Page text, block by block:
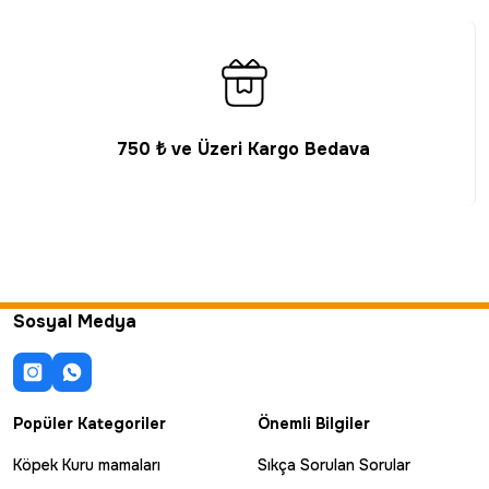
750 ₺ ve Üzeri Kargo Bedava
Sosyal Medya
Popüler Kategoriler
Köpek Kuru mamaları
Önemli Bilgiler
Sıkça Sorulan Sorular